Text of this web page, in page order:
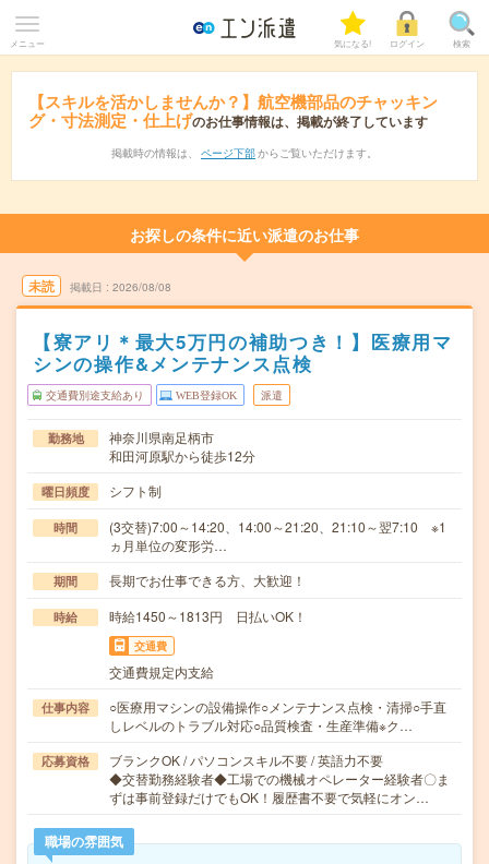
メニュー 気になる! ログイン 検索
【スキルを活かしませんか？】航空機部品のチャッキン
グ・寸法測定・仕上げのお仕事情報は、掲載が終了しています
掲載時の情報は、 ページ下部 からご覧いただけます。
お探しの条件に近い派遣のお仕事
未読 掲載日 2026/08/08
【寮アリ＊最大5万円の補助つき！】医療用マ
シンの操作&メンテナンス点検
交通費別途支給あり WEB登録OK 派遣
勤務地
神奈川県南足柄市
和田河原駅から徒歩12分
曜日頻度 シフト制
時間
(3交替)7:00～14:20、14:00～21:20、21:10～翌7:10 ※1
ヵ月単位の変形労…
期間 長期でお仕事できる方、大歓迎！
時給 時給1450～1813円 日払いOK！
交通費
交通費規定内支給
仕事内容
○医療用マシンの設備操作○メンテナンス点検・清掃○手直
しレベルのトラブル対応○品質検査・生産準備※ク…
応募資格
ブランクOK / パソコンスキル不要 / 英語力不要
◆交替勤務経験者◆工場での機械オペレーター経験者〇ま
ずは事前登録だけでもOK！履歴書不要で気軽にオン…
職場の雰囲気